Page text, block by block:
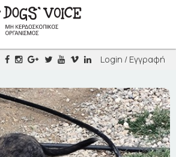
Login / Εγγραφή